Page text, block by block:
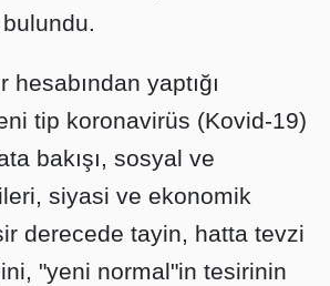
yaptığı
tip koronavirüs (Kovid-19)
bakışı, sosyal ve
siyasi ve ekonomik
derecede tayin, hatta tevzi
"yeni normal"in tesirinin